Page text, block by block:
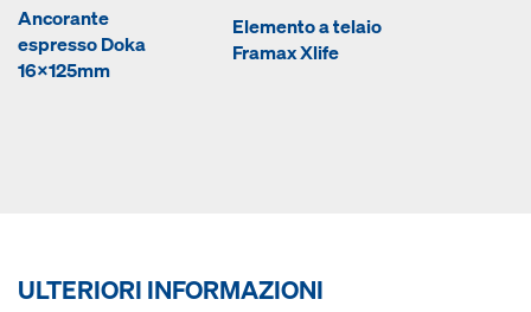
Ancorante
espresso Doka
16x125mm
Elemento a telaio
Framax Xlife
ULTERIORI INFORMAZIONI